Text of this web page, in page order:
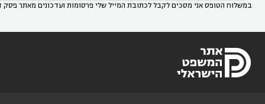
במשלוח הטופס אני מסכים לקבל לכתובת המייל שלי פרסומות ועדכונים מאתר פסק